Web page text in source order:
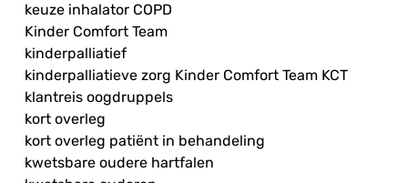
keuze inhalator COPD
Kinder Comfort Team
kinderpalliatief
kinderpalliatieve zorg Kinder Comfort Team KCT
klantreis oogdruppels
kort overleg
kort overleg patiënt in behandeling
kwetsbare oudere hartfalen